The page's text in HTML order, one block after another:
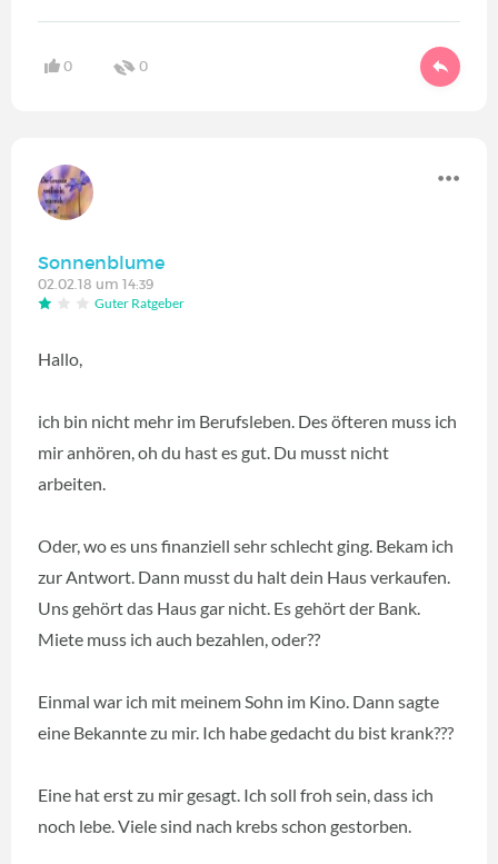
0 0
Sonnenblume
02.02.18 um 14:39
Guter Ratgeber
Hallo,
ich bin nicht mehr im Berufsleben. Des öfteren muss ich
mir anhören, oh du hast es gut. Du musst nicht
arbeiten.
Oder, wo es uns finanziell sehr schlecht ging. Bekam ich
zur Antwort. Dann musst du halt dein Haus verkaufen.
Uns gehört das Haus gar nicht. Es gehört der Bank.
Miete muss ich auch bezahlen, oder??
Einmal war ich mit meinem Sohn im Kino. Dann sagte
eine Bekannte zu mir. Ich habe gedacht du bist krank???
Eine hat erst zu mir gesagt. Ich soll froh sein, dass ich
noch lebe. Viele sind nach krebs schon gestorben.